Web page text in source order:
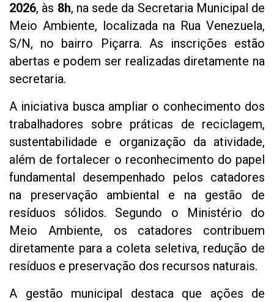
2026, às 8h, na sede da Secretaria Municipal de
Meio Ambiente, localizada na Rua Venezuela,
S/N, no bairro Piçarra. As inscrições estão
abertas e podem ser realizadas diretamente na
secretaria.
A iniciativa busca ampliar o conhecimento dos
trabalhadores sobre práticas de reciclagem,
sustentabilidade e organização da atividade,
além de fortalecer o reconhecimento do papel
fundamental desempenhado pelos catadores
na preservação ambiental e na gestão de
resíduos sólidos. Segundo o Ministério do
Meio Ambiente, os catadores contribuem
diretamente para a coleta seletiva, redução de
resíduos e preservação dos recursos naturais.
A gestão municipal destaca que ações de